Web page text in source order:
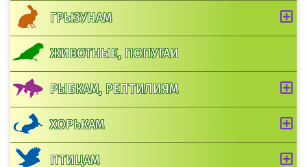
ГРЫЗУНАМ
ЖИВОТНЫЕ, ПОПУГАИ
РЫБКАМ, РЕПТИЛИЯМ
ХОРЬКАМ
ПТИЦАМ